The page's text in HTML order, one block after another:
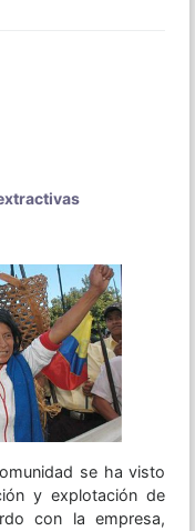
se ha visto
y explotación de
con la empresa,